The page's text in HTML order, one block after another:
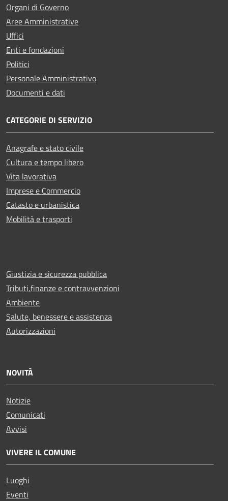
Organi di Governo
Aree Amministrative
Uffici
Enti e fondazioni
Politici
Personale Amministrativo
Documenti e dati
CATEGORIE DI SERVIZIO
Anagrafe e stato civile
Cultura e tempo libero
Vita lavorativa
Imprese e Commercio
Catasto e urbanistica
Mobilità e trasporti
Giustizia e sicurezza pubblica
Tributi,finanze e contravvenzioni
Ambiente
Salute, benessere e assistenza
Autorizzazioni
NOVITÀ
Notizie
Comunicati
Avvisi
VIVERE IL COMUNE
Luoghi
Eventi